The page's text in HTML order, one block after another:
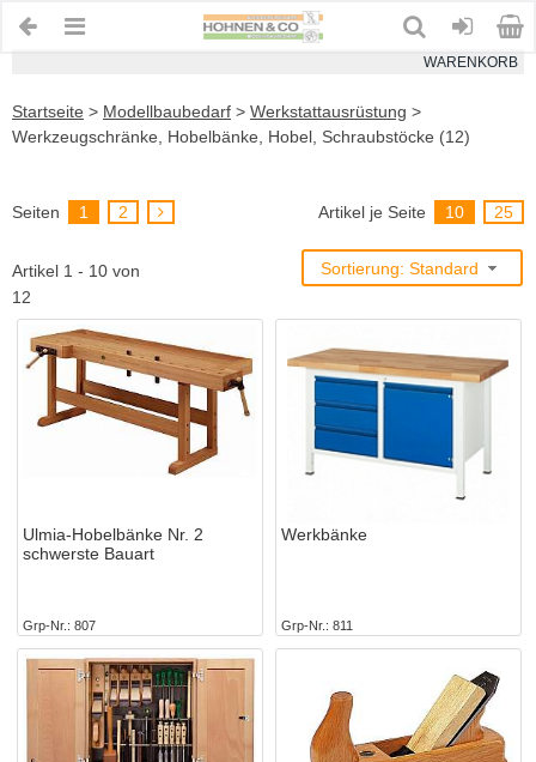
WARENKORB
Startseite > Modellbaubedarf > Werkstattausrüstung >
Werkzeugschränke, Hobelbänke, Hobel, Schraubstöcke (12)
Seiten 1 2 Artikel je Seite 10 25
Artikel 1 - 10 von
12
Sortierung: Standard
Ulmia-Hobelbänke Nr. 2
schwerste Bauart
Grp-Nr. 807
Werkbänke
Grp-Nr. 811